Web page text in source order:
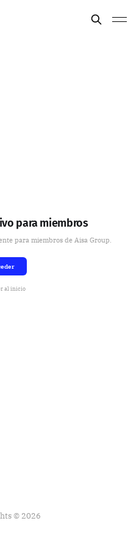
para miembros
para miembros de Aisa Group.
al inicio
© 2026